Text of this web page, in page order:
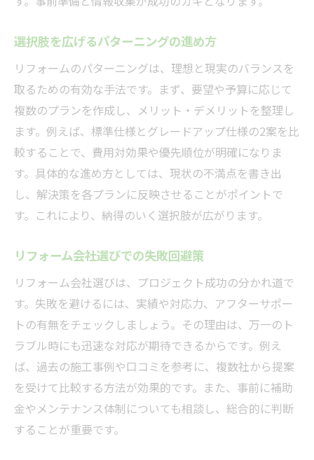
選択肢を広げるパターニングの進め方
リフォームのパターニングは、理想と現実のバランスを
取るための有効な手法です。まず、要望や予算に応じて
複数のプランを作成し、メリット・デメリットを整理し
ます。例えば、標準仕様とグレードアップ仕様の2案を比
較することで、費用対効果や優先順位が明確になりま
す。具体的な進め方としては、現状の不満点を書き出
し、解決策を各プランに反映させることがポイントで
す。これにより、納得のいく選択肢が広がります。
リフォーム会社選びでの失敗回避策
リフォーム会社選びは、プロジェクト成功の分かれ道で
す。失敗を避けるには、実績や対応力、アフターサポー
トの有無をチェックしましょう。その理由は、万一のト
ラブル時にも迅速な対応が期待できるからです。例え
ば、過去の施工事例や口コミを参考に、複数社から提案
を受けて比較する方法が効果的です。また、事前に補助
金やメンテナンス体制についても相談し、総合的に判断
することが重要です。